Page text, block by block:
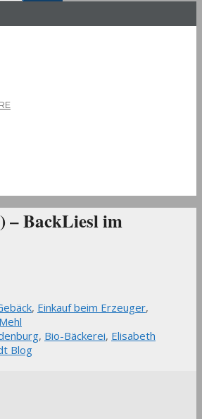
– BackLiesl im
, Einkauf beim Erzeuger,
, Bio-Bäckerei, Elisabeth
Blog